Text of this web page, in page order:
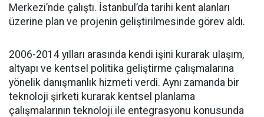
Merkezi’nde çalıştı. İstanbul’da tarihi kent alanları
üzerine plan ve projenin geliştirilmesinde görev aldı.
2006-2014 yılları arasında kendi işini kurarak ulaşım,
altyapı ve kentsel politika geliştirme çalışmalarına
yönelik danışmanlık hizmeti verdi. Aynı zamanda bir
teknoloji şirketi kurarak kentsel planlama
çalışmalarının teknoloji ile entegrasyonu konusunda